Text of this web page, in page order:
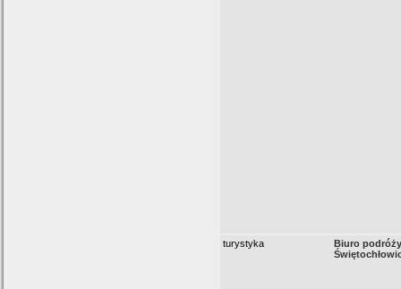
turystyka
Biuro podróży